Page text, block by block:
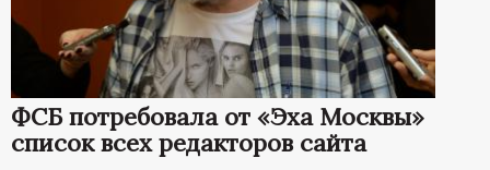
ФСБ потребовала от «Эха Москвы»
список всех редакторов сайта